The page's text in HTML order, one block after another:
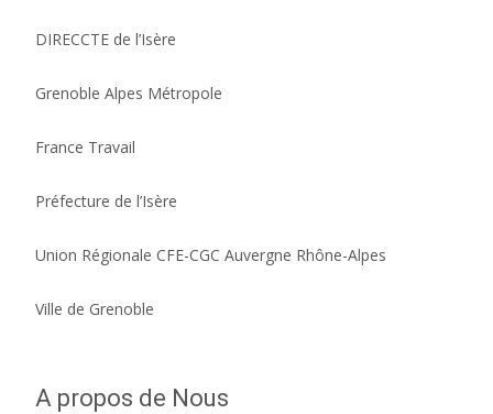
DIRECCTE de l’Isère
Grenoble Alpes Métropole
France Travail
Préfecture de l’Isère
Union Régionale CFE-CGC Auvergne Rhône-Alpes
Ville de Grenoble
A propos de Nous